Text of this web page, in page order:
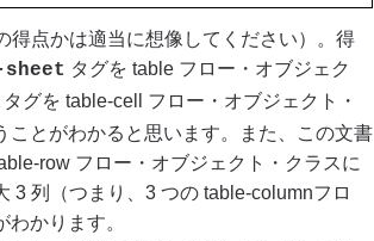
点かは適当に想像してください）。得
タグを table フロー・オブジェク
タグを table-cell フロー・オブジェクト・
とがわかると思います。また、この文書
row フロー・オブジェクト・クラスに
3 列（つまり、3 つの table-columnフロ
かります。